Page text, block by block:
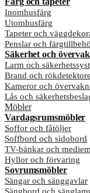
Inomhusfärg
Utomhusfärg
Tapeter och
Penslar och
Säkerhet och
Larm och
Brand och
Kameror och
Lås och
Möbler
Vardagsrumsmöbler
Soffor och fåtöljer
Soffbord och sidobord
TV-bänkar och
Hyllor och förvaring
Sovrumsmöbler
Sängar och sänggavlar
Sängbord och